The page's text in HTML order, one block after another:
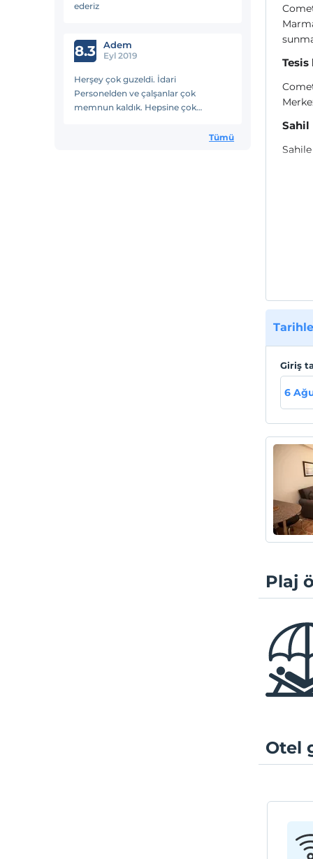
ederiz
8.3 Adem
Eyl 2019
Herşey çok guzeldi. İdari
Personelden ve çalşanlar çok
memnun kaldık. Hepsine çok
Tümü
Sahil
Giriş
6
Plaj
Otel